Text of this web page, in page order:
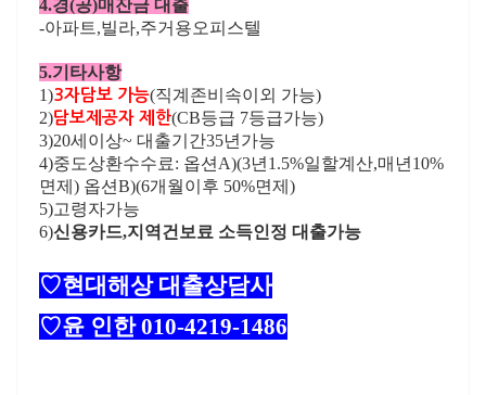
4.경(공)매잔금 대출
-아파트,빌라,주거용오피스텔
5.기타사항
1)3자담보 가능(직계존비속이외 가능)
2)담보제공자 제한(CB등급 7등급가능)
3)20세이상~ 대출기간35년가능
4)중도상환수수료: 옵션A)(3년1.5%일할계산,매년10%
면제) 옵션B)(6개월이후 50%면제)
5)고령자가능
6)신용카드,지역건보료 소득인정 대출가능
♡현대해상 대출상담사
♡윤 인한 010-4219-1486